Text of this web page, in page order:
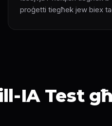
proġetti tiegħek jew biex
IA Test